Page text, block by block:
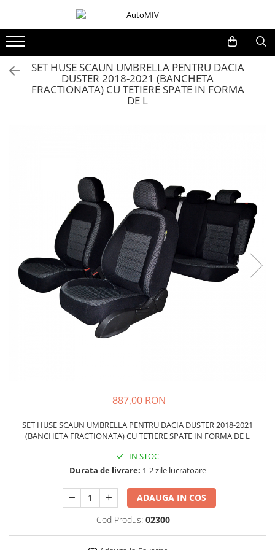
Oferta Saptamanii
Butoane Blocare/Deblocare
Buton Clapeta Rezervor
Buton Portbagaj
Alte Butoane/Comutatoare
Butoane Semnalizare
Schimbatoare Viteze
Accesorii Auto
Accesorii Auto Exterior
Husa Auto / Prelata Auto
Huse Auto
Huse Scaune Auto
Tavite Portbagaj Dedicate
Covorase Auto/ Presuri Auto
Accesorii Siguranta Auto
Carcasa Cheie
SET HUSE SCAUN UMBRELLA PENTRU DACIA
DUSTER 2018-2021 (BANCHETA
FRACTIONATA) CU TETIERE SPATE IN FORMA
DE L
887,00 RON
SET HUSE SCAUN UMBRELLA PENTRU DACIA DUSTER 2018-2021
(BANCHETA FRACTIONATA) CU TETIERE SPATE IN FORMA DE L
IN STOC
Durata de livrare: 1-2 zile lucratoare
ADAUGA IN COS
Cod Produs: 02300